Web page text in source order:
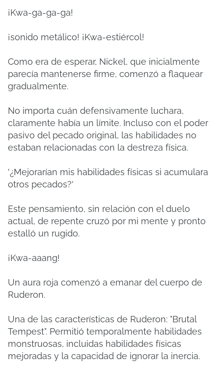
¡Kwa-ga-ga-ga!
¡sonido metálico! ¡Kwa-estiércol!
Como era de esperar, Nickel, que inicialmente
parecía mantenerse firme, comenzó a flaquear
gradualmente.
No importa cuán defensivamente luchara,
claramente había un límite. Incluso con el poder
pasivo del pecado original, las habilidades no
estaban relacionadas con la destreza física.
'¿Mejorarían mis habilidades físicas si acumulara
otros pecados?'
Este pensamiento, sin relación con el duelo
actual, de repente cruzó por mi mente y pronto
estalló un rugido.
¡Kwa-aaang!
Un aura roja comenzó a emanar del cuerpo de
Ruderon.
Una de las características de Ruderon: "Brutal
Tempest". Permitió temporalmente habilidades
monstruosas, incluidas habilidades físicas
mejoradas y la capacidad de ignorar la inercia.